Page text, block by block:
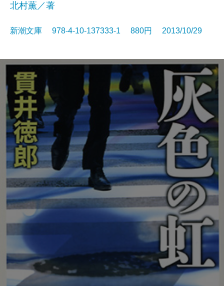
北村薫／著
新潮文庫 978-4-10-137333-1 880円 2013/10/29